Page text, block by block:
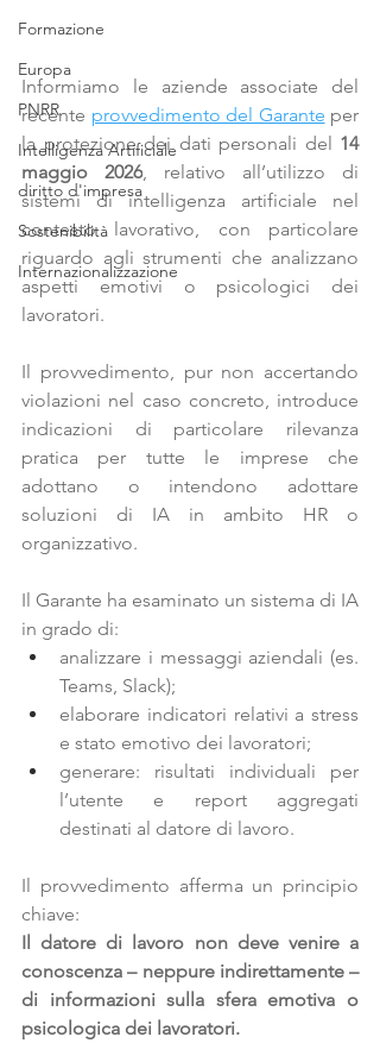
Formazione
Europa
PNRR
Intelligenza Artificiale
diritto d'impresa
Sostenibilità
Internazionalizzazione
Informiamo le aziende associate del
recente provvedimento del Garante per
la protezione dei dati personali del 14
maggio 2026, relativo all’utilizzo di
sistemi di intelligenza artificiale nel
contesto lavorativo, con particolare
riguardo agli strumenti che analizzano
aspetti emotivi o psicologici dei
lavoratori.
Il provvedimento, pur non accertando
indicazioni di particolare rilevanza
pratica per tutte le imprese che
adottano o intendono adottare
soluzioni di IA in ambito HR o
organizzativo.
Il Garante ha esaminato un sistema di IA
in grado di:
analizzare i messaggi aziendali (es.
Teams, Slack);
elaborare indicatori relativi a stress
e stato emotivo dei lavoratori;
generare: risultati individuali per
l’utente e report aggregati
destinati al datore di lavoro.
Il provvedimento afferma un principio
chiave:
Il datore di lavoro non deve venire a
conoscenza – neppure indirettamente –
di informazioni sulla sfera emotiva o
psicologica dei lavoratori.